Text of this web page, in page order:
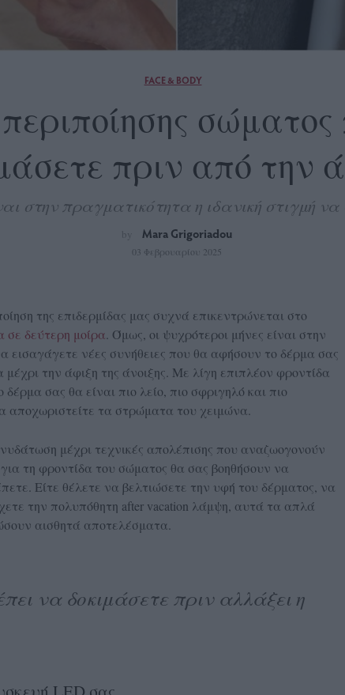
FACE & BODY
πριν από την
στην πραγματικότητα η ιδανική στιγμή
by Mara Grigoriadou
03 Φεβρουαρίου 2025
της επιδερμίδας μας συχνά επικεντρώνεται στο
δεύτερη μοίρα . Όμως, οι ψυχρότεροι μήνες είναι στην
εισαγάγετε νέες συνήθειες που θα αφήσουν το δέρμα σας
την άφιξη της άνοιξης. Με λίγη επιπλέον φροντίδα
σας θα είναι πιο λείο, πιο σφριγηλό και πιο
αποχωριστείτε τα στρώματα του χειμώνα.
μέχρι τεχνικές απολέπισης που αναζωογονούν
τη φροντίδα του σώματος θα σας βοηθήσουν να
Είτε θέλετε να βελτιώσετε την υφή του δέρματος, να
την πολυπόθητη after vacation λάμψη, αυτά τα απλά
αισθητά αποτελέσματα.
να δοκιμάσετε πριν αλλάξει η